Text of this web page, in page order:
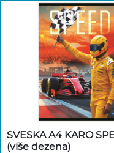
SVESKA A4 KARO
(više dezena)